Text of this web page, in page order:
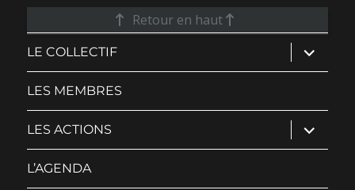
Retour en haut
LE COLLECTIF ouvrir
le
sous-
LES MEMBRES
LES ACTIONS ouvrir
le
sous-
L’AGENDA